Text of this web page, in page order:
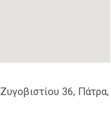
36, Πάτρα,